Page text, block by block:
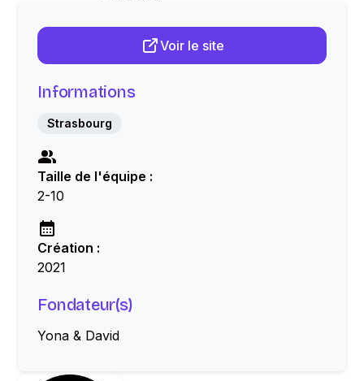
Voir le site
Informations
Strasbourg
Taille de l'équipe :
2-10
Création :
2021
Fondateur(s)
Yona & David